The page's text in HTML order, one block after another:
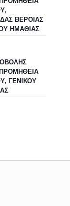
ΒΕΡΟΙΑΣ
ΗΜΑΘΙΑΣ
ΓΕΝΙΚΟΥ